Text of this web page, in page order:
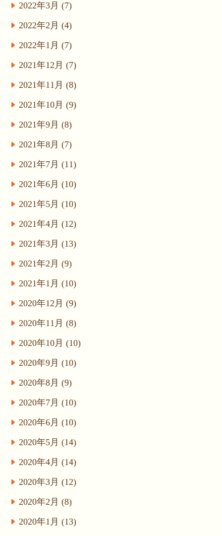
2022年3月 (7)
2022年2月 (4)
2022年1月 (7)
2021年12月 (7)
2021年11月 (8)
2021年10月 (9)
2021年9月 (8)
2021年8月 (7)
2021年7月 (11)
2021年6月 (10)
2021年5月 (10)
2021年4月 (12)
2021年3月 (13)
2021年2月 (9)
2021年1月 (10)
2020年12月 (9)
2020年11月 (8)
2020年10月 (10)
2020年9月 (10)
2020年8月 (9)
2020年7月 (10)
2020年6月 (10)
2020年5月 (14)
2020年4月 (14)
2020年3月 (12)
2020年2月 (8)
2020年1月 (13)